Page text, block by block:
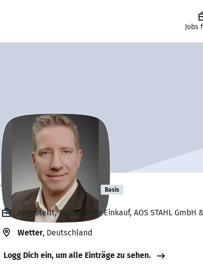
Jobs
Thomas Praske Basis
Angestellt, Technischer Einkauf, AOS STAHL GmbH
Wetter, Deutschland
Logg Dich ein, um alle Einträge zu sehen.